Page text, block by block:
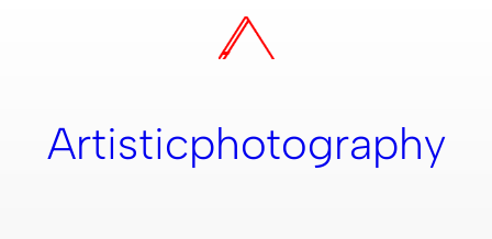
Artisticphotography